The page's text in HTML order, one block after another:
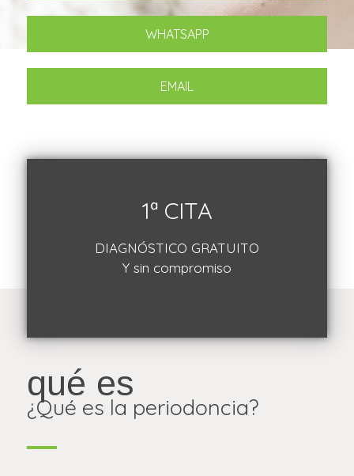
WHATSAPP
EMAIL
1ª CITA
DIAGNÓSTICO GRATUITO
Y sin compromiso
qué es
¿Qué es la periodoncia?